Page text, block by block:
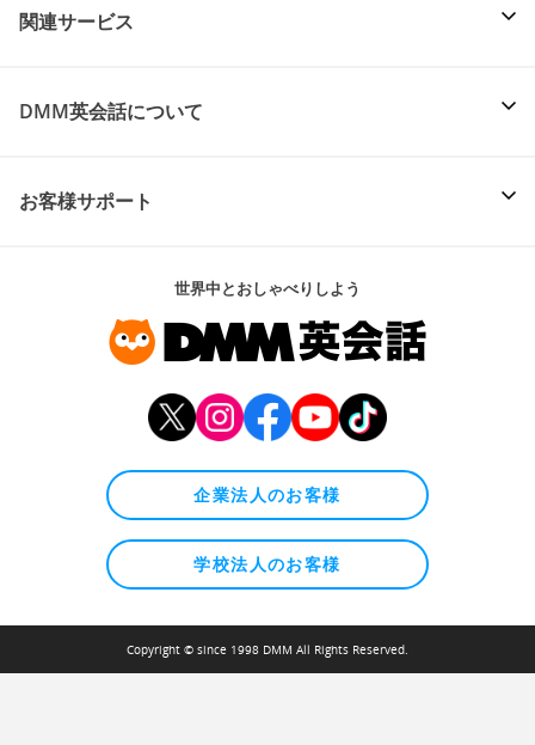
関連サービス
DMM英会話について
お客様サポート
世界中とおしゃべりしよう
企業法人のお客様
学校法人のお客様
Copyright © since 1998 DMM All Rights Reserved.